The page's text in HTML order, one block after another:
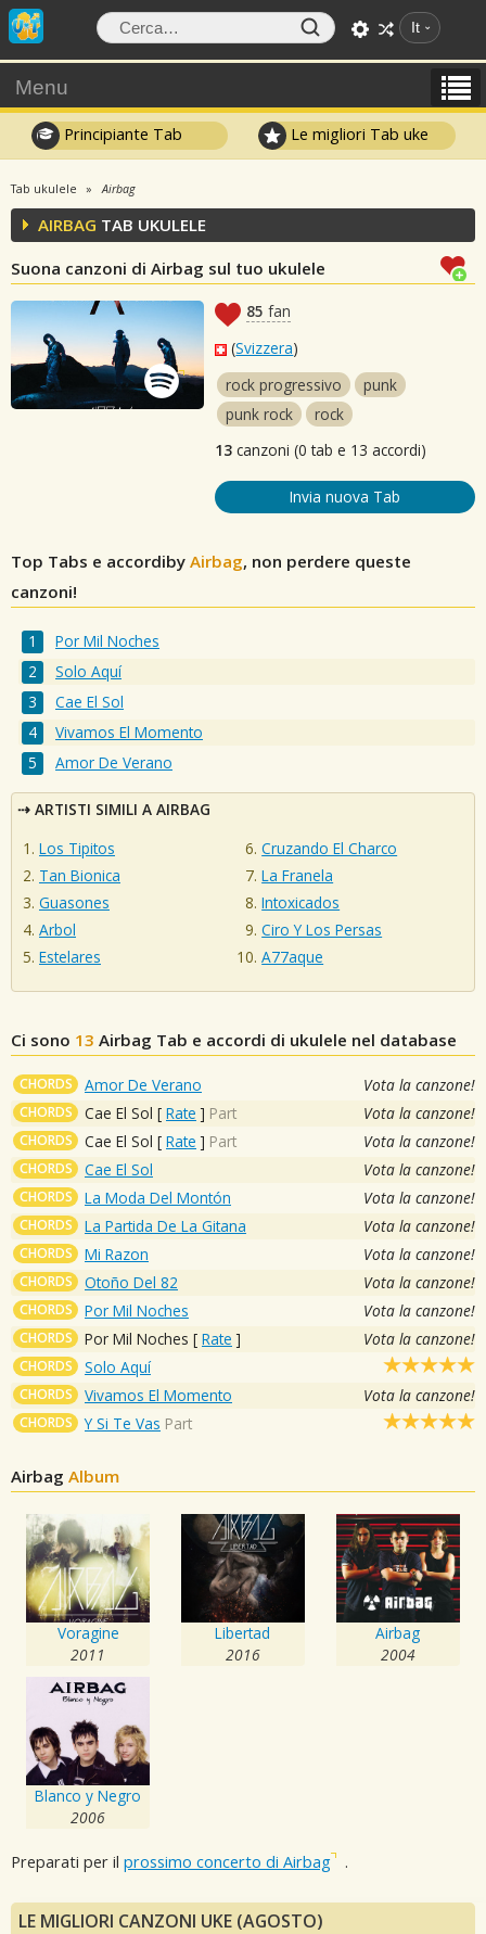
It
Menu
Principiante Tab Le migliori Tab uke
Tab ukulele Airbag
AIRBAG TAB UKULELE
Suona canzoni di Airbag sul tuo ukulele
85 fan
(Svizzera)
rock progressivo
punk
punk rock
rock
13 canzoni (0 tab e 13 accordi)
Invia nuova Tab
Top Tabs e accordiby Airbag, non perdere queste
canzoni!
Por Mil Noches
Solo Aquí
Cae El Sol
Vivamos El Momento
Amor De Verano
ARTISTI SIMILI A AIRBAG
Los Tipitos
Tan Bionica
Guasones
Arbol
Estelares
Cruzando El Charco
La Franela
Intoxicados
Ciro Y Los Persas
A77aque
Ci sono 13 Airbag Tab e accordi di ukulele nel database
CHORDS Amor De Verano Vota la canzone!
CHORDS Cae El Sol [ Rate ] Part Vota la canzone!
CHORDS Cae El Sol [ Rate ] Part Vota la canzone!
CHORDS Cae El Sol Vota la canzone!
CHORDS La Moda Del Montón Vota la canzone!
CHORDS La Partida De La Gitana Vota la canzone!
CHORDS Mi Razon Vota la canzone!
CHORDS Otoño Del 82 Vota la canzone!
CHORDS Por Mil Noches Vota la canzone!
CHORDS Por Mil Noches [ Rate ] Vota la canzone!
CHORDS Solo Aquí
CHORDS Vivamos El Momento Vota la canzone!
CHORDS Y Si Te Vas Part
Airbag Album
Voragine
2011
Libertad
2016
Airbag
2004
Blanco y Negro
2006
Preparati per il prossimo concerto di Airbag .
LE MIGLIORI CANZONI UKE (AGOSTO)